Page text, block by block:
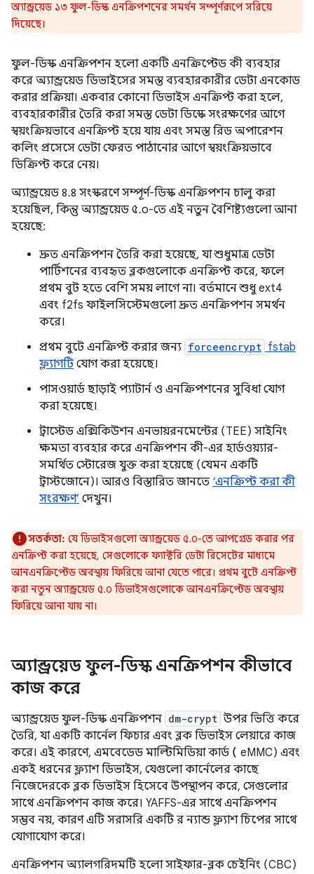
অ্যান্ড্রয়েড ১৩ ফুল-ডিস্ক এনক্রিপশনের সমর্থন সম্পূর্ণরূপে সরিয়ে
দিয়েছে।
ফুল-ডিস্ক এনক্রিপশন হলো একটি এনক্রিপ্টেড কী ব্যবহার
করে অ্যান্ড্রয়েড ডিভাইসের সমস্ত ব্যবহারকারীর ডেটা এনকোড
করার প্রক্রিয়া। একবার কোনো ডিভাইস এনক্রিপ্ট করা হলে,
ব্যবহারকারীর তৈরি করা সমস্ত ডেটা ডিস্কে সংরক্ষণের আগে
স্বয়ংক্রিয়ভাবে এনক্রিপ্ট হয়ে যায় এবং সমস্ত রিড অপারেশন
কলিং প্রসেসে ডেটা ফেরত পাঠানোর আগে স্বয়ংক্রিয়ভাবে
ডিক্রিপ্ট করে নেয়।
অ্যান্ড্রয়েড ৪.৪ সংস্করণে সম্পূর্ণ-ডিস্ক এনক্রিপশন চালু করা
হয়েছিল, কিন্তু অ্যান্ড্রয়েড ৫.০-তে এই নতুন বৈশিষ্ট্যগুলো আনা
হয়েছে:
দ্রুত এনক্রিপশন তৈরি করা হয়েছে, যা শুধুমাত্র ডেটা
পার্টিশনের ব্যবহৃত ব্লকগুলোকে এনক্রিপ্ট করে, ফলে
প্রথম বুট হতে বেশি সময় লাগে না। বর্তমানে শুধু ext4
এবং f2fs ফাইলসিস্টেমগুলো দ্রুত এনক্রিপশন সমর্থন
করে।
প্রথম বুটে এনক্রিপ্ট করার জন্য forceencrypt fstab
ফ্ল্যাগটি যোগ করা হয়েছে।
পাসওয়ার্ড ছাড়াই প্যাটার্ন ও এনক্রিপশনের সুবিধা যোগ
করা হয়েছে।
ট্রাস্টেড এক্সিকিউশন এনভায়রনমেন্টের (TEE) সাইনিং
ক্ষমতা ব্যবহার করে এনক্রিপশন কী-এর হার্ডওয়্যার-
সমর্থিত স্টোরেজ যুক্ত করা হয়েছে (যেমন একটি
ট্রাস্টজোনে)। আরও বিস্তারিত জানতে ‘এনক্রিপ্ট করা কী
সংরক্ষণ’ দেখুন।
সতর্কতা: যে ডিভাইসগুলো অ্যান্ড্রয়েড ৫.০-তে আপগ্রেড করার পর
এনক্রিপ্ট করা হয়েছে, সেগুলোকে ফ্যাক্টরি ডেটা রিসেটের মাধ্যমে
আনএনক্রিপ্টেড অবস্থায় ফিরিয়ে আনা যেতে পারে। প্রথম বুটে এনক্রিপ্ট
করা নতুন অ্যান্ড্রয়েড ৫.০ ডিভাইসগুলোকে আনএনক্রিপ্টেড অবস্থায়
ফিরিয়ে আনা যায় না।
অ্যান্ড্রয়েড ফুল-ডিস্ক এনক্রিপশন কীভাবে
কাজ করে
অ্যান্ড্রয়েড ফুল-ডিস্ক এনক্রিপশন dm-crypt উপর ভিত্তি করে
তৈরি, যা একটি কার্নেল ফিচার এবং ব্লক ডিভাইস লেয়ারে কাজ
করে। এই কারণে, এমবেডেড মাল্টিমিডিয়া কার্ড ( eMMC) এবং
একই ধরনের ফ্ল্যাশ ডিভাইস, যেগুলো কার্নেলের কাছে
নিজেদেরকে ব্লক ডিভাইস হিসেবে উপস্থাপন করে, সেগুলোর
সাথে এনক্রিপশন কাজ করে। YAFFS-এর সাথে এনক্রিপশন
সম্ভব নয়, কারণ এটি সরাসরি একটি র ন্যান্ড ফ্ল্যাশ চিপের সাথে
যোগাযোগ করে।
এনক্রিপশন অ্যালগরিদমটি হলো সাইফার-ব্লক চেইনিং (CBC)